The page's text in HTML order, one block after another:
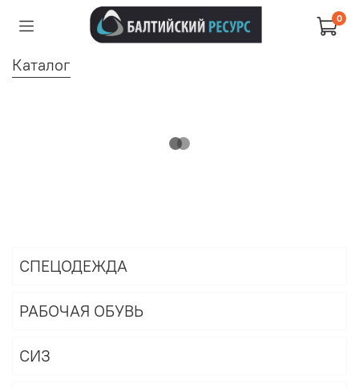
0
Каталог
СПЕЦОДЕЖДА
РАБОЧАЯ ОБУВЬ
СИЗ